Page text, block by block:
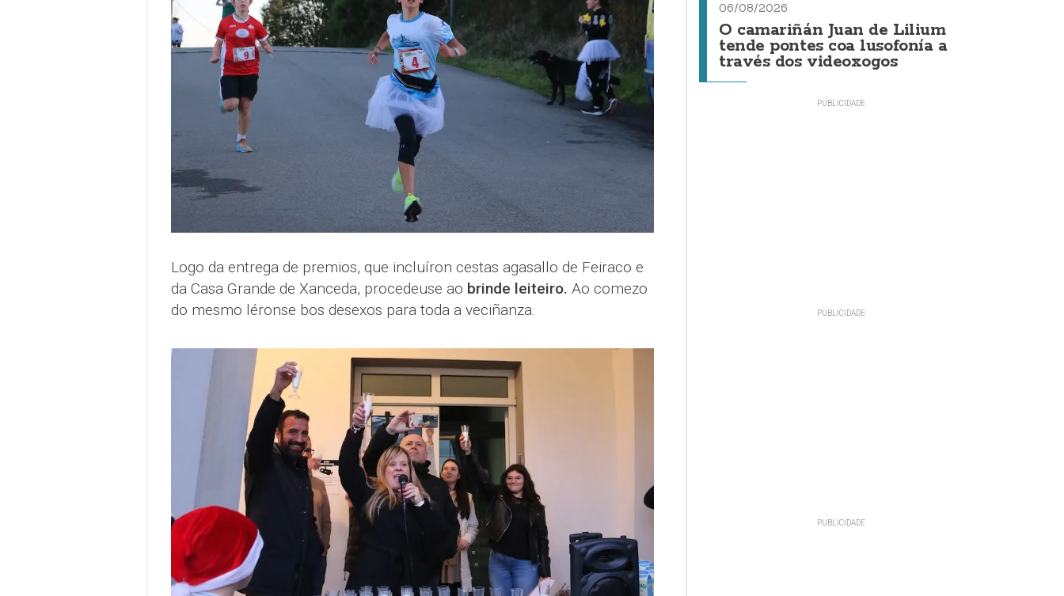
Logo da entrega de premios, que incluíron cestas agasallo de Feiraco e
da Casa Grande de Xanceda, procedeuse ao brinde leiteiro. Ao comezo
do mesmo léronse bos desexos para toda a veciñanza.
06/08/2026
O camariñán Juan de Lilium
tende pontes coa lusofonía a
través dos videoxogos